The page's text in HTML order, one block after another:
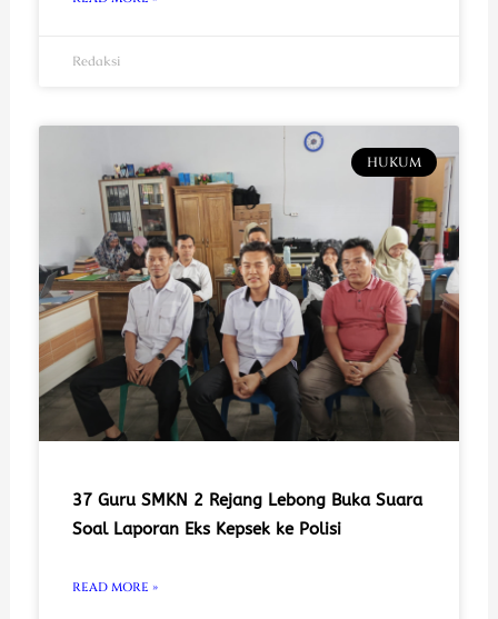
Redaksi
HUKUM
37 Guru SMKN 2 Rejang Lebong Buka Suara
Soal Laporan Eks Kepsek ke Polisi
READ MORE »